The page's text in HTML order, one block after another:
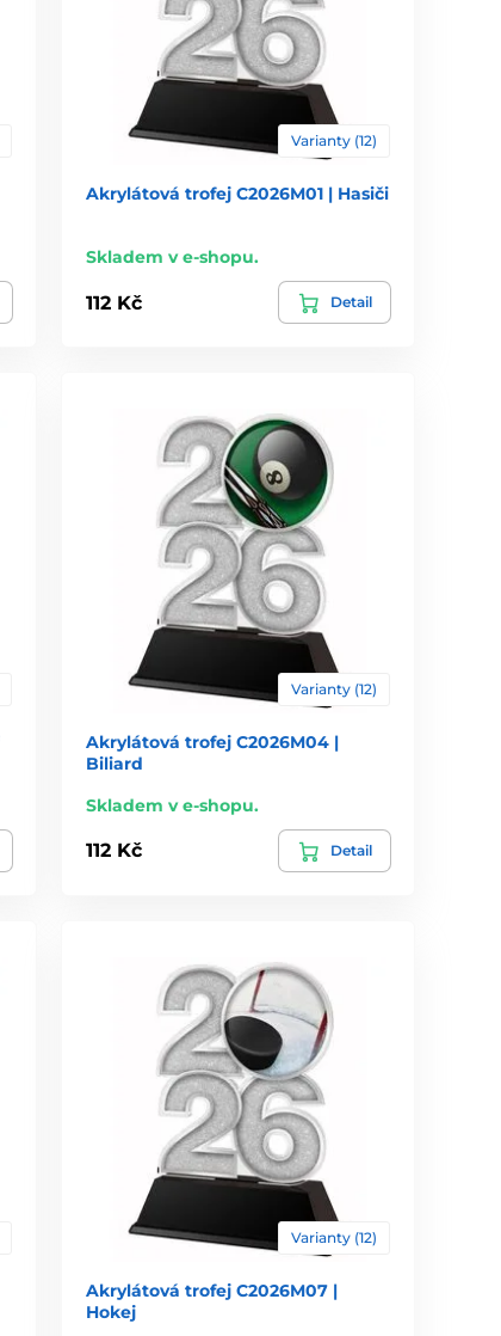
Varianty (12)
Akrylátová trofej C2026M01 | Hasiči
Skladem v e-shopu.
112 Kč Detail
Varianty (12)
Akrylátová trofej C2026M04 |
Biliard
Skladem v e-shopu.
112 Kč Detail
Varianty (12)
Akrylátová trofej C2026M07 |
Hokej